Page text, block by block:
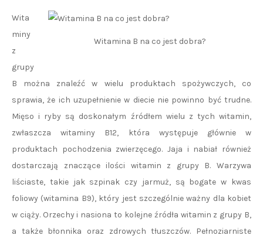
Witamina B na co jest dobra?
Wita
miny
z
grupy
B można znaleźć w wielu produktach spożywczych, co
sprawia, że ich uzupełnienie w diecie nie powinno być trudne.
Mięso i ryby są doskonałym źródłem wielu z tych witamin,
zwłaszcza witaminy B12, która występuje głównie w
produktach pochodzenia zwierzęcego. Jaja i nabiał również
dostarczają znaczące ilości witamin z grupy B. Warzywa
liściaste, takie jak szpinak czy jarmuż, są bogate w kwas
foliowy (witamina B9), który jest szczególnie ważny dla kobiet
w ciąży. Orzechy i nasiona to kolejne źródła witamin z grupy B,
a także błonnika oraz zdrowych tłuszczów. Pełnoziarniste